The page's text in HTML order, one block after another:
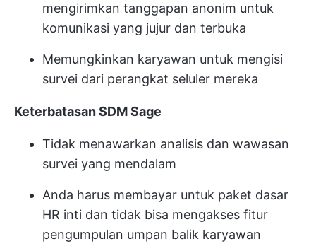
mengirimkan tanggapan anonim untuk
komunikasi yang jujur dan terbuka
Memungkinkan karyawan untuk mengisi
survei dari perangkat seluler mereka
Keterbatasan SDM Sage
Tidak menawarkan analisis dan wawasan
survei yang mendalam
Anda harus membayar untuk paket dasar
HR inti dan tidak bisa mengakses fitur
pengumpulan umpan balik karyawan